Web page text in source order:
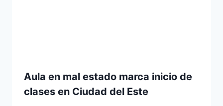
Aula en mal estado marca inicio de
clases en Ciudad del Este